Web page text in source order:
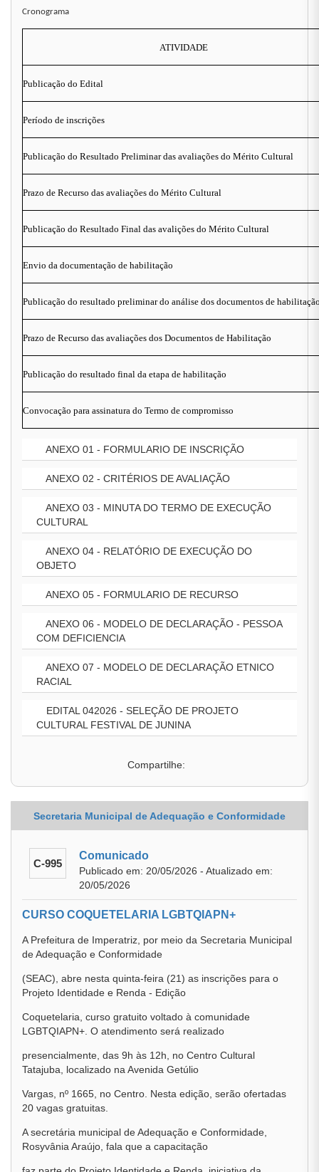
Cronograma
ATIVIDADE
Publicação do Edital
Período de inscrições
Publicação do Resultado Preliminar das avaliações do Mérito Cultural
Prazo de Recurso das avaliações do Mérito Cultural
Publicação do Resultado Final das avalições do Mérito Cultural
Envio da documentação de habilitação
Publicação do resultado preliminar do análise dos documentos de
Prazo de Recurso das avaliações dos Documentos de Habilitação
Publicação do resultado final da etapa de habilitação
Convocação para assinatura do Termo de compromisso
ANEXO 01 - FORMULARIO DE INSCRIÇÃO
ANEXO 02 - CRITÉRIOS DE AVALIAÇÃO
ANEXO 03 - MINUTA DO TERMO DE EXECUÇÃO
CULTURAL
ANEXO 04 - RELATÓRIO DE EXECUÇÃO DO
OBJETO
ANEXO 05 - FORMULARIO DE RECURSO
ANEXO 06 - MODELO DE DECLARAÇÃO - PESSOA
COM DEFICIENCIA
ANEXO 07 - MODELO DE DECLARAÇÃO ETNICO
RACIAL
EDITAL 042026 - SELEÇÃO DE PROJETO
CULTURAL FESTIVAL DE JUNINA
Compartilhe:
Secretaria Municipal de Adequação e Conformidade
C-995
Comunicado
Publicado em: 20/05/2026 - Atualizado em:
20/05/2026
CURSO COQUETELARIA LGBTQIAPN+
A Prefeitura de Imperatriz, por meio da Secretaria Municipal
de Adequação e Conformidade
(SEAC), abre nesta quinta-feira (21) as inscrições para o
Projeto Identidade e Renda - Edição
Coquetelaria, curso gratuito voltado à comunidade
LGBTQIAPN+. O atendimento será realizado
presencialmente, das 9h às 12h, no Centro Cultural
Tatajuba, localizado na Avenida Getúlio
Vargas, nº 1665, no Centro. Nesta edição, serão ofertadas
20 vagas gratuitas.
A secretária municipal de Adequação e Conformidade,
Rosyvânia Araújo, fala que a capacitação